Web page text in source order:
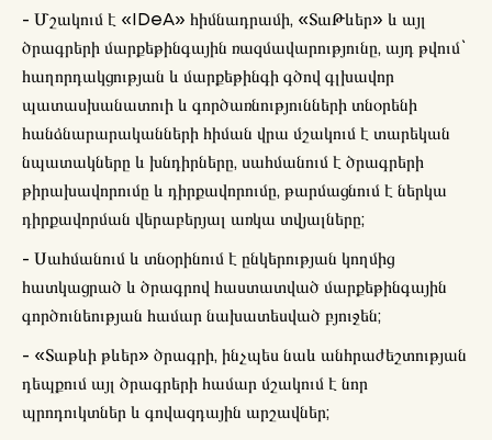
- Մշակում է «IDeA» հիմնադրամի, «ՏաԹևեր» և այլ
ծրագրերի մարքեթինգային ռազմավարությունը, այդ թվում`
հաղորդակցության և մարքեթինգի գծով գլխավոր
պատասխանատուի և գործառնությունների տնօրենի
հանձնարարականների հիման վրա մշակում է տարեկան
նպատակները և խնդիրները, սահմանում է ծրագրերի
թիրախավորումը և դիրքավորումը, թարմացնում է ներկա
դիրքավորման վերաբերյալ առկա տվյալները;
- Սահմանում և տնօրինում է ընկերության կողմից
հատկացրած և ծրագրով հաստատված մարքեթինգային
գործունեության համար նախատեսված բյուջեն;
- «Տաթևի թևեր» ծրագրի, ինչպես նաև անհրաժեշտության
դեպքում այլ ծրագրերի համար մշակում է նոր
պրոդուկտներ և գովազդային արշավներ;